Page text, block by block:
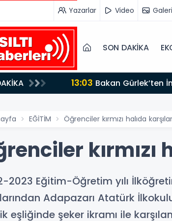
Yazarlar Video Galeri
SON DAKİKA
13:03
Düzenlemeye Hazırız"
EĞİTİM Öğrenciler kırmızı halıda
kırmızı
2023 Eğitim-Öğretim yılı
Adapazarı Atatürk
eşliğinde şeker ikramı ile